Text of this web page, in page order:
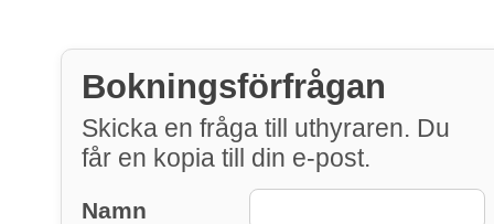
Bokningsförfrågan
Skicka en fråga till uthyraren. Du
får en kopia till din e-post.
Namn